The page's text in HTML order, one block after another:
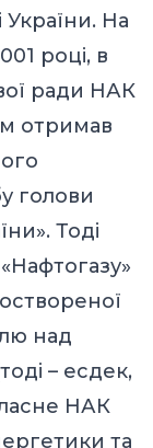
На
році, в
ради НАК
отримав
голови
Тоді
над
– есдек,
НАК
та